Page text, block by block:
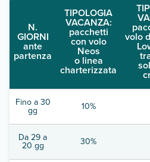
N.
GIORNI
ante
partenza
TIPOLOGIA
VACANZA:
pacchetti
con volo
Neos
o linea
charterizzata
volo
Fino a 30
gg 10%
Da 29 a
20 gg 30%